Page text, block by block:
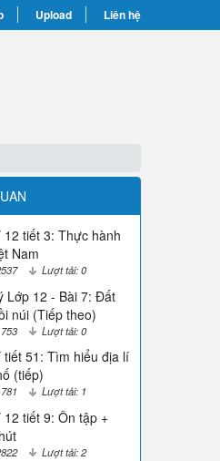
Upload Liên hệ
tiết 3: Thực hành
Nam
Lượt tải: 0
Lớp 12 - Bài 7: Đất
núi (Tiếp theo)
Lượt tải: 0
51: Tìm hiểu địa lí
(tiếp)
Lượt tải: 1
tiết 9: Ôn tập +
Lượt tải: 2